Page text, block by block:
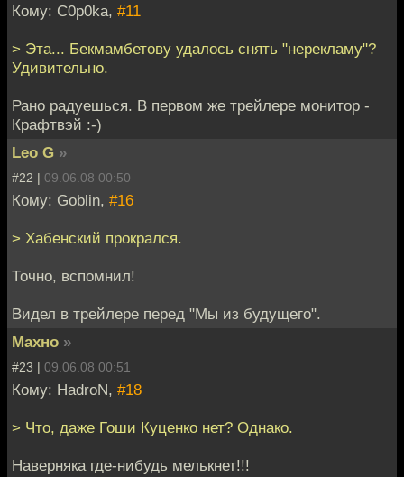
Кому: C0p0ka, #11
> Эта... Бекмамбетову удалось снять "нерекламу"?
Удивительно.
Рано радуешься. В первом же трейлере монитор -
Крафтвэй :-)
Leo G »
#22 | 09.06.08 00:50
Кому: Goblin, #16
> Хабенский прокрался.
Точно, вспомнил!
Видел в трейлере перед "Мы из будущего".
Махно »
#23 | 09.06.08 00:51
Кому: HadroN, #18
> Что, даже Гоши Куценко нет? Однако.
Наверняка где-нибудь мелькнет!!!